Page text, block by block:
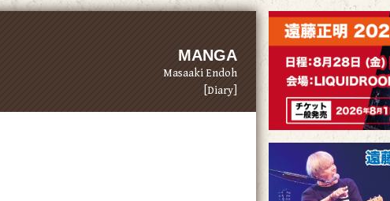
MANGA
Masaaki Endoh
[Diary]